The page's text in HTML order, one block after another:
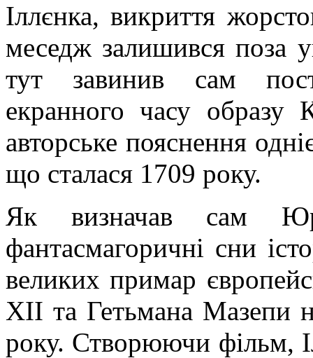
Іллєнка, викриття
меседж залишився поза
тут завинив сам
екранного часу образу
авторське пояснення
що сталася 1709 року.
Як визначав сам
фантасмагоричні сни
великих примар
ХІІ та Гетьмана Мазепи
року. Створюючи фільм,